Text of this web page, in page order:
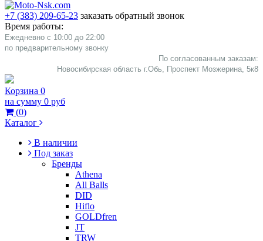
+7 (383) 209-65-23 заказать обратный звонок
Время работы:
Ежедневно с 10:00 до 22:00
​по предварительному звонку
По согласованным заказам:
Новосибирская область г.Обь, Проспект Мозжерина, 5к8​
Корзина 0
на сумму 0 руб
(0)
Каталог
В наличии
Под заказ
Бренды
Athena
All Balls
DID
Hiflo
GOLDfren
JT
TRW